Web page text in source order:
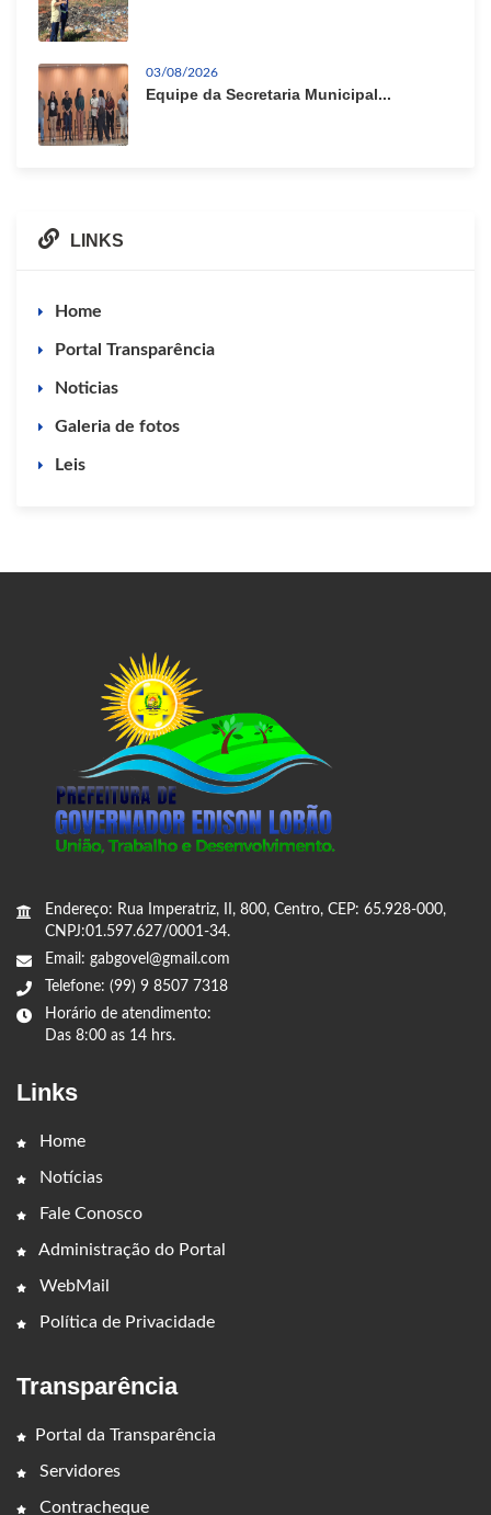
03/08/2026
Equipe da Secretaria Municipal...
LINKS
Home
Portal Transparência
Noticias
Galeria de fotos
Leis
Endereço: Rua Imperatriz, II, 800, Centro, CEP: 65.928-000,
CNPJ:01.597.627/0001-34.
Email: gabgovel@gmail.com
Telefone: (99) 9 8507 7318
Horário de atendimento:
Das 8:00 as 14 hrs.
Links
Home
Notícias
Fale Conosco
Administração do Portal
WebMail
Política de Privacidade
Transparência
Portal da Transparência
Servidores
Contracheque